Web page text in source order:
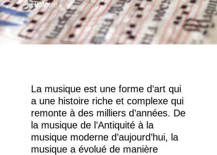
Histoire
La musique est une forme d’art qui
a une histoire riche et complexe qui
remonte à des milliers d’années. De
la musique de l’Antiquité à la
musique moderne d’aujourd’hui, la
musique a évolué de manière